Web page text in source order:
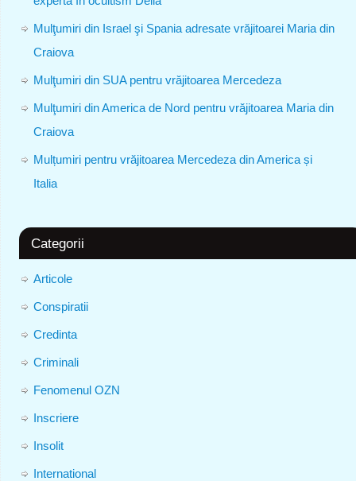
Mulţumiri din Israel şi Spania adresate vrăjitoarei Maria din
Craiova
Mulţumiri din SUA pentru vrăjitoarea Mercedeza
Mulţumiri din America de Nord pentru vrăjitoarea Maria din
Craiova
Mulțumiri pentru vrăjitoarea Mercedeza din America și
Italia
Categorii
Articole
Conspiratii
Credinta
Criminali
Fenomenul OZN
Inscriere
Insolit
International